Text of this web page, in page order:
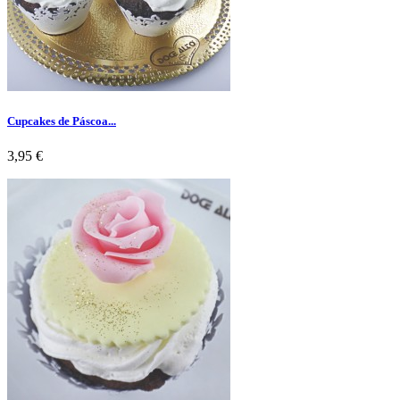
Cupcakes de Páscoa...
Preço
3,95 €